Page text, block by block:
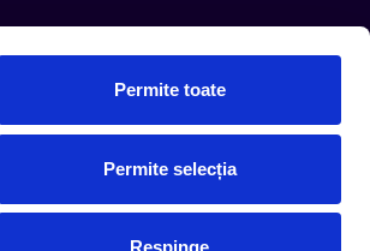
Permite toate
Permite selecția
Respinge
© Copyright 2026 PLG ROMANIA